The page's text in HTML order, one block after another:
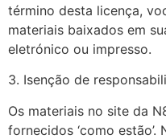
término desta licença,
materiais baixados em
eletrónico ou impresso.
3. Isenção de
Os materiais no site da
fornecidos ‘como